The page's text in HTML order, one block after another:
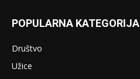
POPULARNA KATEGORIJA
Društvo
Užice